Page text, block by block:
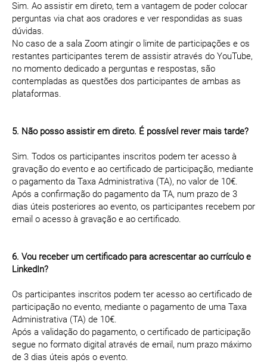
Sim. Ao assistir em direto, tem a vantagem de poder colocar
perguntas via chat aos oradores e ver respondidas as suas
dúvidas.
No caso de a sala Zoom atingir o limite de participações e os
restantes participantes terem de assistir através do YouTube,
no momento dedicado a perguntas e respostas, são
contempladas as questões dos participantes de ambas as
plataformas.
5. Não posso assistir em direto. É possível rever mais tarde?
Sim. Todos os participantes inscritos podem ter acesso à
gravação do evento e ao certificado de participação, mediante
o pagamento da Taxa Administrativa (TA), no valor de 10€.
Após a confirmação do pagamento da TA, num prazo de 3
dias úteis posteriores ao evento, os participantes recebem por
email o acesso à gravação e ao certificado.
6. Vou receber um certificado para acrescentar ao currículo e
LinkedIn?
Os participantes inscritos podem ter acesso ao certificado de
participação no evento, mediante o pagamento de uma Taxa
Administrativa (TA) de 10€.
Após a validação do pagamento, o certificado de participação
segue no formato digital através de email, num prazo máximo
de 3 dias úteis após o evento.